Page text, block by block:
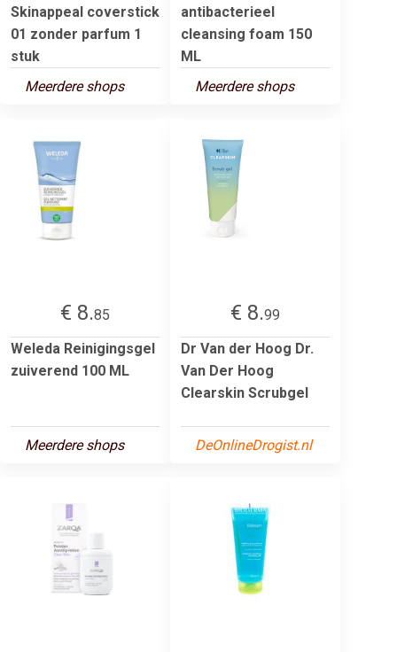
Skinappeal coverstick
01 zonder parfum 1
stuk
Meerdere shops
antibacterieel
cleansing foam 150
ML
Meerdere shops
€ 8.85
Weleda Reinigingsgel
zuiverend 100 ML
Meerdere shops
€ 8.99
Dr Van der Hoog Dr.
Van Der Hoog
Clearskin Scrubgel
DeOnlineDrogist.nl